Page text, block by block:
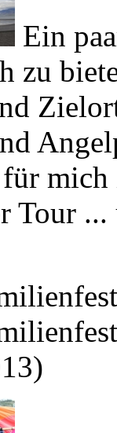
zu
mich
Tour